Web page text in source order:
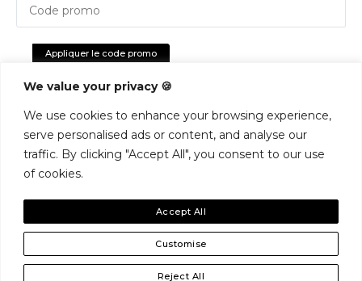
We value your privacy 🍪
We use cookies to enhance your browsing experience,
serve personalised ads or content, and analyse our
traffic. By clicking "Accept All", you consent to our use
of cookies.
Customise
Reject All
Accept All
Appliquer le code promo
Recently Viewed Products
Aucun produit récemment
consulté à afficher
My Account